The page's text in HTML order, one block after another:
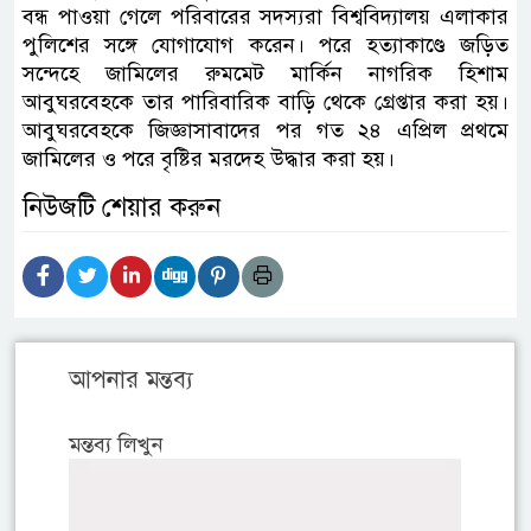
বন্ধ পাওয়া গেলে পরিবারের সদস্যরা বিশ্ববিদ্যালয় এলাকার
পুলিশের সঙ্গে যোগাযোগ করেন। পরে হত্যাকাণ্ডে জড়িত
সন্দেহে জামিলের রুমমেট মার্কিন নাগরিক হিশাম
আবুঘরবেহকে তার পারিবারিক বাড়ি থেকে গ্রেপ্তার করা হয়।
আবুঘরবেহকে জিজ্ঞাসাবাদের পর গত ২৪ এপ্রিল প্রথমে
জামিলের ও পরে বৃষ্টির মরদেহ উদ্ধার করা হয়।
নিউজটি শেয়ার করুন
আপনার মন্তব্য
মন্তব্য লিখুন